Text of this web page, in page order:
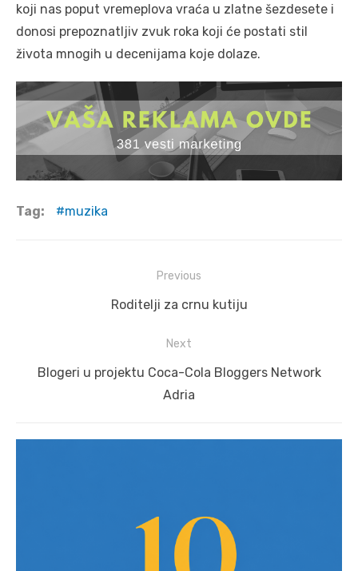
koji nas poput vremeplova vraća u zlatne šezdesete i
donosi prepoznatljiv zvuk roka koji će postati stil
života mnogih u decenijama koje dolaze.
Tag: muzika
Previous
Previous
Roditelji za crnu kutiju
Next
Next
Blogeri u projektu Coca-Cola Bloggers Network
Adria